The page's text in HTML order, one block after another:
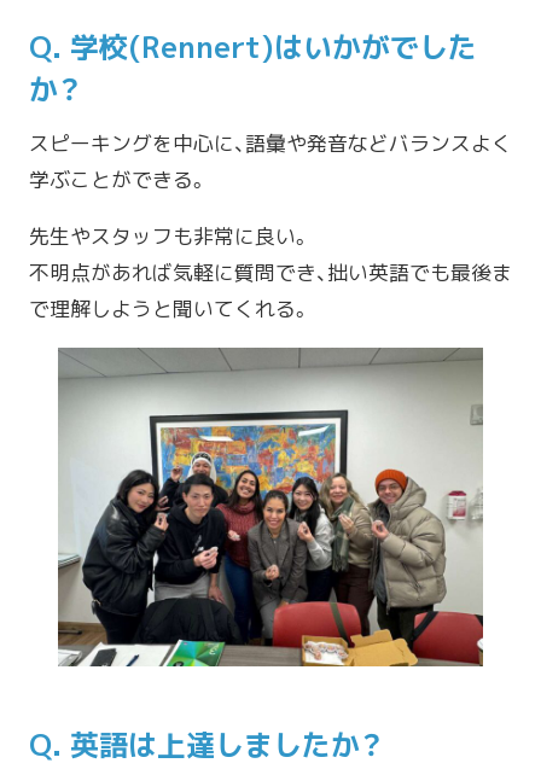
Q. 学校(Rennert)はいかがでした
か？
スピーキングを中心に、語彙や発音などバランスよく
学ぶことができる。
先生やスタッフも非常に良い。
不明点があれば気軽に質問でき、拙い英語でも最後ま
で理解しようと聞いてくれる。
Q. 英語は上達しましたか？